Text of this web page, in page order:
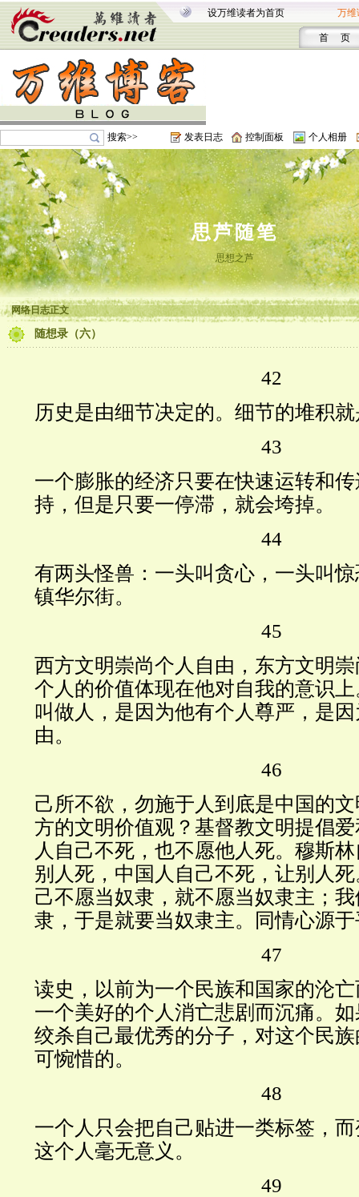
设万维读者为首页 万维
首 页
搜索>> 发表日志 控制面板 个人相册
思芦随笔
思想之芦
网络日志正文
随想录（六）
42
历史是由细节决定的。细节的堆积
43
一个膨胀的经济只要在快速运转和
持，但是只要一停滞，就会垮掉。
44
有两头怪兽：一头叫贪心，一头叫
镇华尔街。
45
西方文明崇尚个人自由，东方文明
个人的价值体现在他对自我的意识
叫做人，是因为他有个人尊严，是
由。
46
己所不欲，勿施于人到底是中国的
方的文明价值观？基督教文明提倡
人自己不死，也不愿他人死。穆斯
别人死，中国人自己不死，让别人
己不愿当奴隶，就不愿当奴隶主；
隶，于是就要当奴隶主。同情心源
47
读史，以前为一个民族和国家的沦
一个美好的个人消亡悲剧而沉痛。
绞杀自己最优秀的分子，对这个民
可惋惜的。
48
一个人只会把自己贴进一类标签，
这个人毫无意义。
49